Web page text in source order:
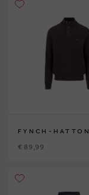
FYNCH-HATTON
€ 89,99